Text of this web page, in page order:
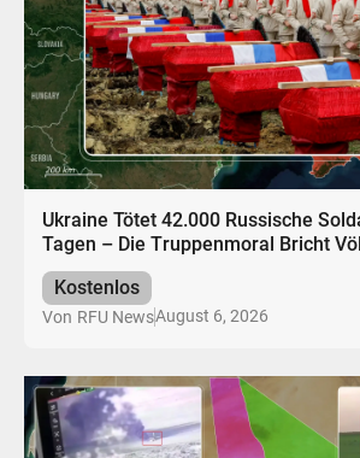
Ukraine Tötet 42.000 Russische
Tagen – Die Truppenmoral Bricht
Kostenlos
Von RFU NewsAugust 6, 2026